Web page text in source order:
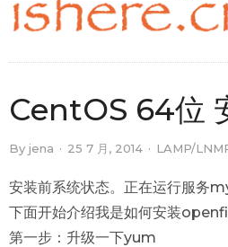
CentOS 64位
By jena · 25 7 月, 2014 · LAMP/
安装前系统状态。正在运行服务
下面开始介绍我是如何安装
第一步：升级一下yum